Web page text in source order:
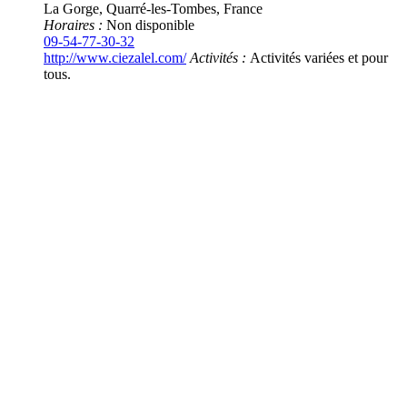
La Gorge, Quarré-les-Tombes, France
Horaires : Non disponible
09-54-77-30-32
http://www.ciezalel.com/Activités : Activités variées et pour
tous.